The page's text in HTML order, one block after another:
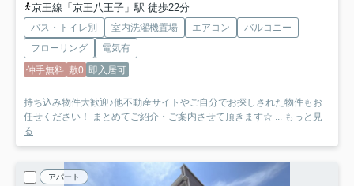
京王線「京王八王子」駅 徒歩22分
バス・トイレ別 室内洗濯機置場 エアコン
バルコニー
フローリング
電気有
仲手無料 敷0 即入居可
持ち込み物件大歓迎♪他不動産サイトやご自分でお探しされた物件もお
任せください！ まとめてご紹介・ご案内させて頂きます☆ ... もっと見
る
アパート